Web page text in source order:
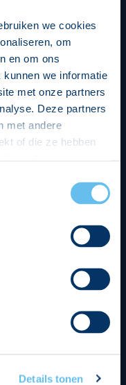
we cookies
om
en om ons
we informatie
met onze partners
Deze partners
met andere
of die ze hebben
je toestemming
pagina.
Details tonen